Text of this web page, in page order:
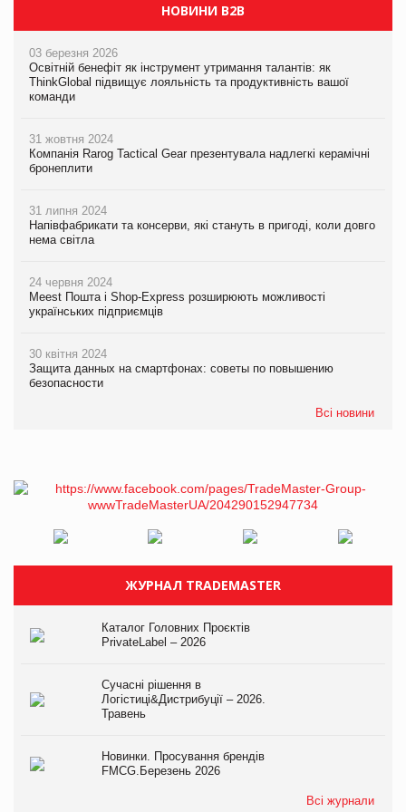
НОВИНИ B2B
03 березня 2026
Освітній бенефіт як інструмент утримання талантів: як
ThinkGlobal підвищує лояльність та продуктивність вашої
команди
31 жовтня 2024
Компанія Rarog Tactical Gear презентувала надлегкі керамічні
бронеплити
31 липня 2024
Напівфабрикати та консерви, які стануть в пригоді, коли довго
нема світла
24 червня 2024
Meest Пошта і Shop-Express розширюють можливості
українських підприємців
30 квітня 2024
Защита данных на смартфонах: советы по повышению
безопасности
Всі новини
ЖУРНАЛ TRADEMASTER
Каталог Головних Проєктів
PrivateLabel – 2026
Сучасні рішення в
Логістиці&Дистрибуції – 2026.
Травень
Новинки. Просування брендів
FMCG.Березень 2026
Всі журнали